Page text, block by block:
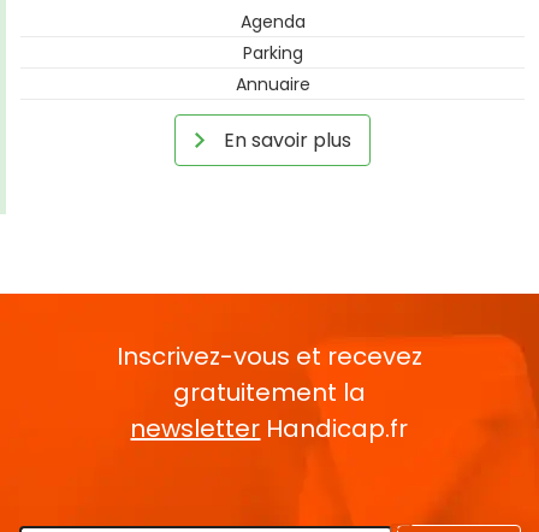
Agenda
Parking
Annuaire
En savoir plus
Inscrivez-vous et recevez
gratuitement la
newsletter Handicap.fr